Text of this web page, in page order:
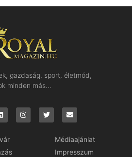
gazdaság, sport, életmód,
minden más…
Médiaajánlat
Impresszum